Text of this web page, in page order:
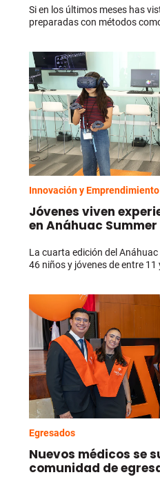
Si en los últimos meses has
preparadas con métodos
Innovación y Emprendimiento
Jóvenes viven
en Anáhuac
La cuarta edición del
46 niños y jóvenes de entre 11
Egresados
Nuevos médicos se
comunidad de